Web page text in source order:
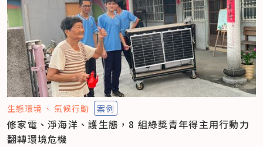
生態環境 氣候行動 案例
修家電、淨海洋、護生態，8 組綠獎青年得主用行動力
翻轉環境危機